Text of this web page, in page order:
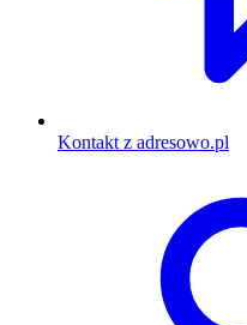
Kontakt z adresowo.pl